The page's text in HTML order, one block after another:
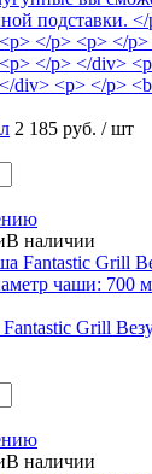
2 185 руб. / шт
В наличии
Fantastic Grill
В наличии